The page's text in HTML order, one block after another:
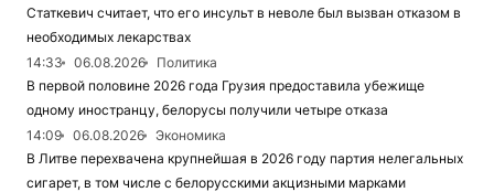
Статкевич считает, что его инсульт в неволе был вызван отказом в
необходимых лекарствах
14:33
06.08.2026
Политика
В первой половине 2026 года Грузия предоставила убежище
одному иностранцу, белорусы получили четыре отказа
14:09
06.08.2026
Экономика
В Литве перехвачена крупнейшая в 2026 году партия нелегальных
сигарет, в том числе с белорусскими акцизными марками